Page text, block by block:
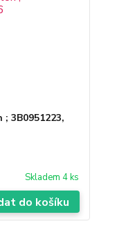
3B0951223,
Skladem 4 ks
do košíku